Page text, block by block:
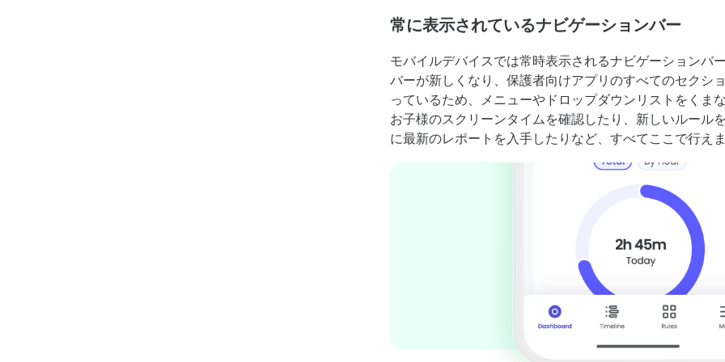
常に表示されているナビゲーションバー
モバイルデバイスでは常時表示されるナビゲーションバ
バーが新しくなり、保護者向けアプリのすべてのセクシ
っているため、メニューやドロップダウンリストをくま
お子様のスクリーンタイムを確認したり、新しいルール
に最新のレポートを入手したりなど、すべてここで行え